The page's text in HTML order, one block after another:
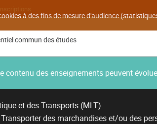
à des fins de mesure d'audience
commun des études
des enseignements peuvent
et des Transports (MLT)
Transporter des marchandises et/ou des